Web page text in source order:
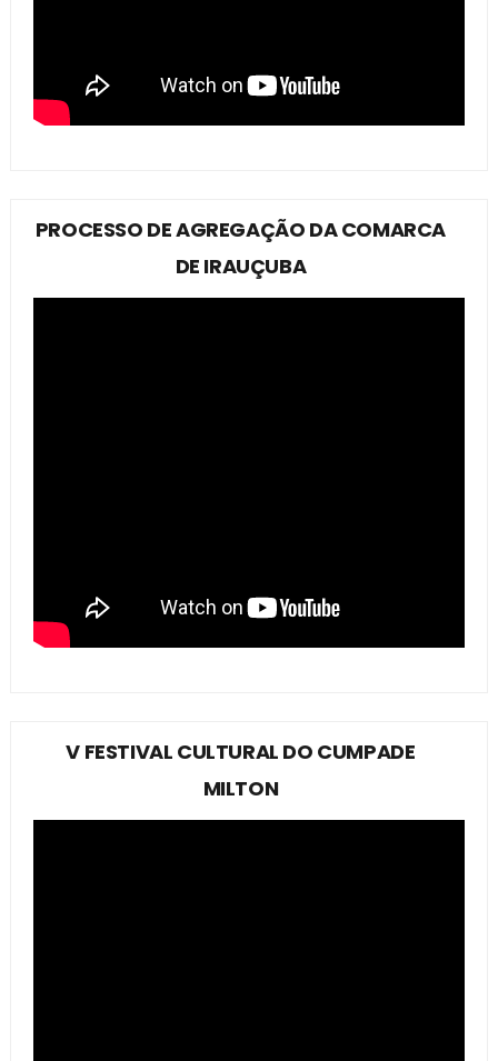
PROCESSO DE AGREGAÇÃO DA COMARCA
DE IRAUÇUBA
V FESTIVAL CULTURAL DO CUMPADE
MILTON